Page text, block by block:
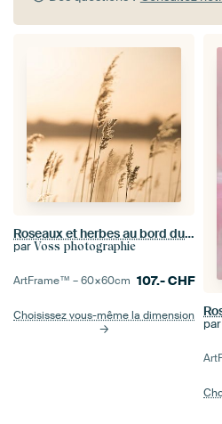
Roseaux et herbes au bord du lac au coucher du soleil
par Voss photographie
ArtFrame™ –60×60cm 107.-CHF
Choisissez vous-même la dimension
par